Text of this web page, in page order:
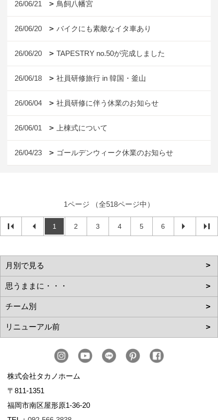
26/06/21 鳥飼八幡宮
26/06/20 バイクにも素敵なイタ車あり
26/06/20 TAPESTRY no.50が完成しました
26/06/18 社員研修旅行 in 韓国・釜山
26/06/04 社員研修に伴う休業のお知らせ
26/06/01 上棟式について
26/04/23 ゴールデンウィーク休業のお知らせ
1ページ （全518ページ中）
1 2 3 4 5 6
株式会社タカノホーム
〒811-1351
福岡市南区屋形原1-36-20